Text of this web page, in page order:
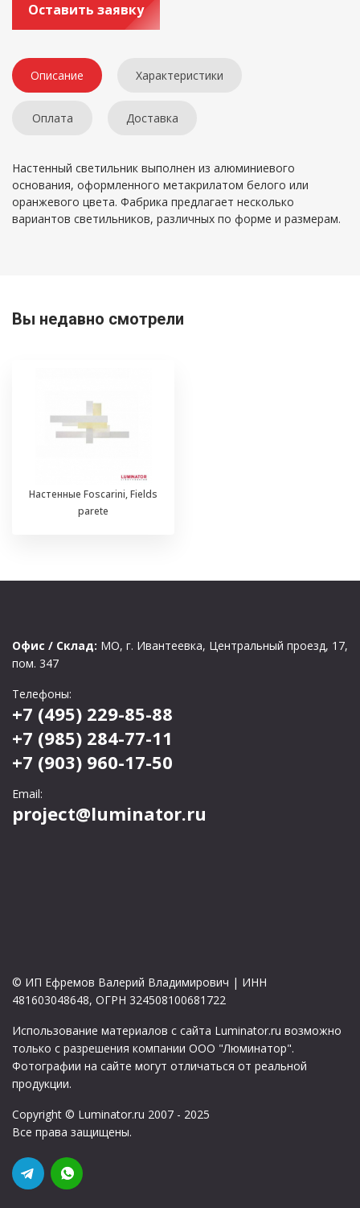
Оставить заявку
Описание Характеристики
Оплата Доставка
Настенный светильник выполнен из алюминиевого
основания, оформленного метакрилатом белого или
оранжевого цвета. Фабрика предлагает несколько
вариантов светильников, различных по форме и размерам.
Вы недавно смотрели
Настенные Foscarini, Fields
parete
Офис / Склад: МО, г. Ивантеевка, Центральный проезд, 17,
пом. 347
Телефоны:
+7 (495) 229-85-88
+7 (985) 284-77-11
+7 (903) 960-17-50
Email:
project@luminator.ru
© ИП Ефремов Валерий Владимирович | ИНН
481603048648, ОГРН 324508100681722
Использование материалов с сайта Luminator.ru возможно
только с разрешения компании ООО "Люминатор".
Фотографии на сайте могут отличаться от реальной
продукции.
Copyright © Luminator.ru 2007 - 2025
Все права защищены.